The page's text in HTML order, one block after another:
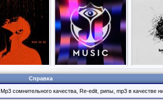
Справка
Mp3 сомнительного качества, Re-edit, рипы, mp3 в